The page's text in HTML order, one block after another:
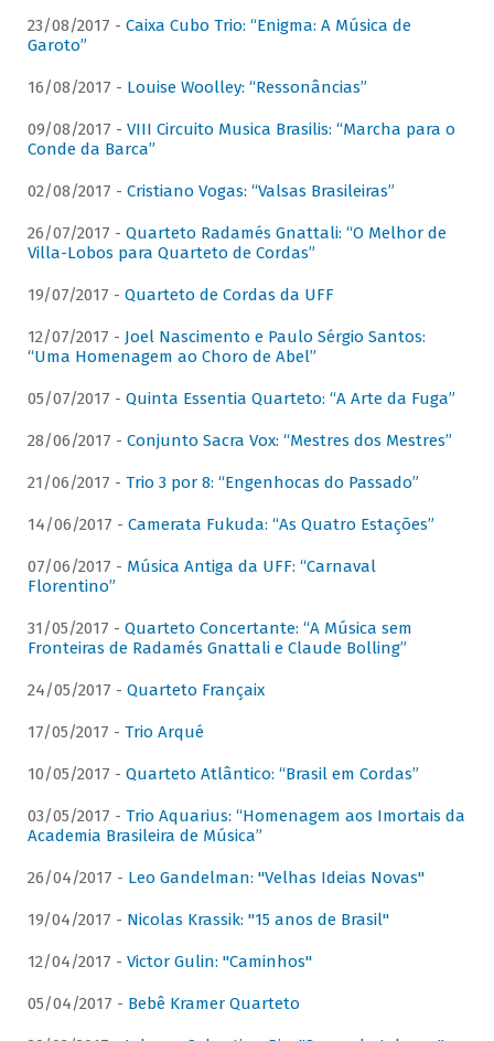
23/08/2017 - Caixa Cubo Trio: “Enigma: A Música de
Garoto”
16/08/2017 - Louise Woolley: “Ressonâncias”
09/08/2017 - VIII Circuito Musica Brasilis: “Marcha para o
Conde da Barca”
02/08/2017 - Cristiano Vogas: “Valsas Brasileiras”
26/07/2017 - Quarteto Radamés Gnattali: “O Melhor de
Villa-Lobos para Quarteto de Cordas”
19/07/2017 - Quarteto de Cordas da UFF
12/07/2017 - Joel Nascimento e Paulo Sérgio Santos:
“Uma Homenagem ao Choro de Abel”
05/07/2017 - Quinta Essentia Quarteto: “A Arte da Fuga”
28/06/2017 - Conjunto Sacra Vox: “Mestres dos Mestres”
21/06/2017 - Trio 3 por 8: “Engenhocas do Passado”
14/06/2017 - Camerata Fukuda: “As Quatro Estações”
07/06/2017 - Música Antiga da UFF: “Carnaval
Florentino”
31/05/2017 - Quarteto Concertante: “A Música sem
Fronteiras de Radamés Gnattali e Claude Bolling”
24/05/2017 - Quarteto Françaix
17/05/2017 - Trio Arqué
10/05/2017 - Quarteto Atlântico: “Brasil em Cordas”
03/05/2017 - Trio Aquarius: “Homenagem aos Imortais da
Academia Brasileira de Música”
26/04/2017 - Leo Gandelman: "Velhas Ideias Novas"
19/04/2017 - Nicolas Krassik: "15 anos de Brasil"
12/04/2017 - Victor Gulin: "Caminhos"
05/04/2017 - Bebê Kramer Quarteto